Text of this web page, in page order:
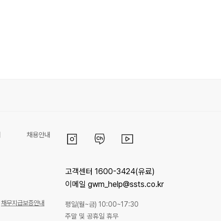
채용안내
채무지급보증안내
고객센터 1600-3424(유료)
이메일 gwm_help@ssts.co.kr
평일(월~금) 10:00~17:30
주말 및 공휴일 휴무